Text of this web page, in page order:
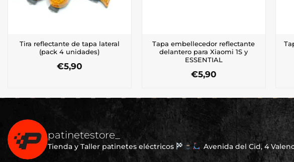
Tira reflectante de tapa lateral
(pack 4 unidades)
€5,90
Tapa embellecedor reflectante
delantero para Xiaomi 1S y
ESSENTIAL
€5,90
patinetestore_
Tienda y Taller patinetes eléctricos Avenida del Cid, 4